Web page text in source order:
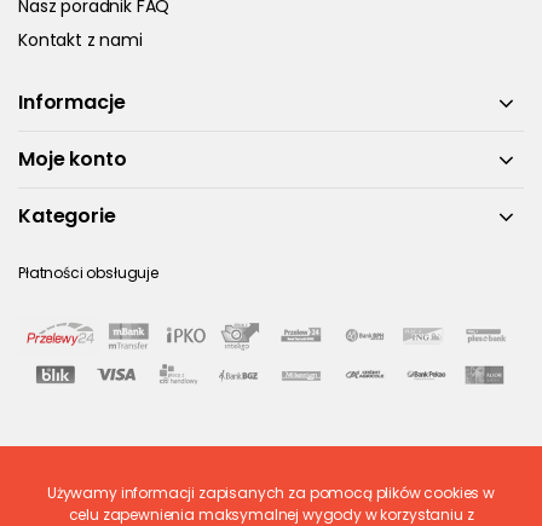
Nasz poradnik FAQ
Kontakt z nami
Informacje
Moje konto
Kategorie
Płatności obsługuje
Ostatnio ocenione
Używamy informacji zapisanych za pomocą plików cookies w
celu zapewnienia maksymalnej wygody w korzystaniu z